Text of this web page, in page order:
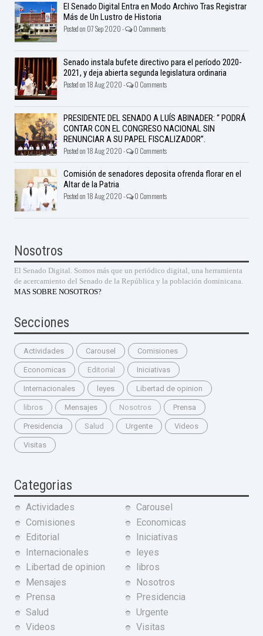
El Senado Digital Entra en Modo Archivo Tras Registrar
Más de Un Lustro de Historia
Posted on 07 Sep 2020 - 0 Comments
Senado instala bufete directivo para el período 2020-
2021, y deja abierta segunda legislatura ordinaria
Posted on 18 Aug 2020 - 0 Comments
PRESIDENTE DEL SENADO A LUÍS ABINADER: “ PODRÁ
CONTAR CON EL CONGRESO NACIONAL SIN
RENUNCIAR A SU PAPEL FISCALIZADOR”.
Posted on 18 Aug 2020 - 0 Comments
Comisión de senadores deposita ofrenda florar en el
Altar de la Patria
Posted on 18 Aug 2020 - 0 Comments
Nosotros
El Senado Digital. Somos más que un periódico digital, una herramienta
de acercamiento del Senado de la República y la población dominicana.
MAS SOBRE NOSOTROS?
Secciones
Actividades Carousel Comisiones
Economicas Editorial Iniciativas
Internacionales leyes Libertad de opinion
libros Mensajes Nosotros Prensa
Presidencia Salud Urgente Videos
Visitas
Categorias
Actividades
Carousel
Comisiones
Economicas
Editorial
Iniciativas
Internacionales
leyes
Libertad de opinion
libros
Mensajes
Nosotros
Prensa
Presidencia
Salud
Urgente
Videos
Visitas